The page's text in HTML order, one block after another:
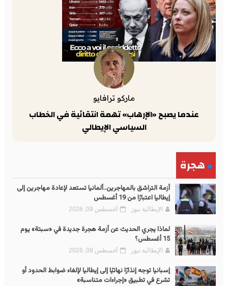
ماركو ترافايو
عندما يصبح «الإرهاب» تهمة انتقائية في الخطاب
السياسي الإيطالي
هجرة
أزمة التراشق بالمهاجرين..ألمانيا تستعد لإعادة مهاجرين إلى
إيطاليا اعتبارًا من 19 أغسطس
الإيطالية نيوز أغسطس 09, 2026
لماذا يجري الحديث عن أزمة هجرة جديدة في «سبتة» يوم
15 أغسطس؟
الإيطالية نيوز أغسطس 08, 2026
إسبانيا توجه إنذارًا نهائيًا إلى إيطاليا لإلغاء ضوابط الحدود أو
تشرع في تطبيق «إجراءات متناسبة»